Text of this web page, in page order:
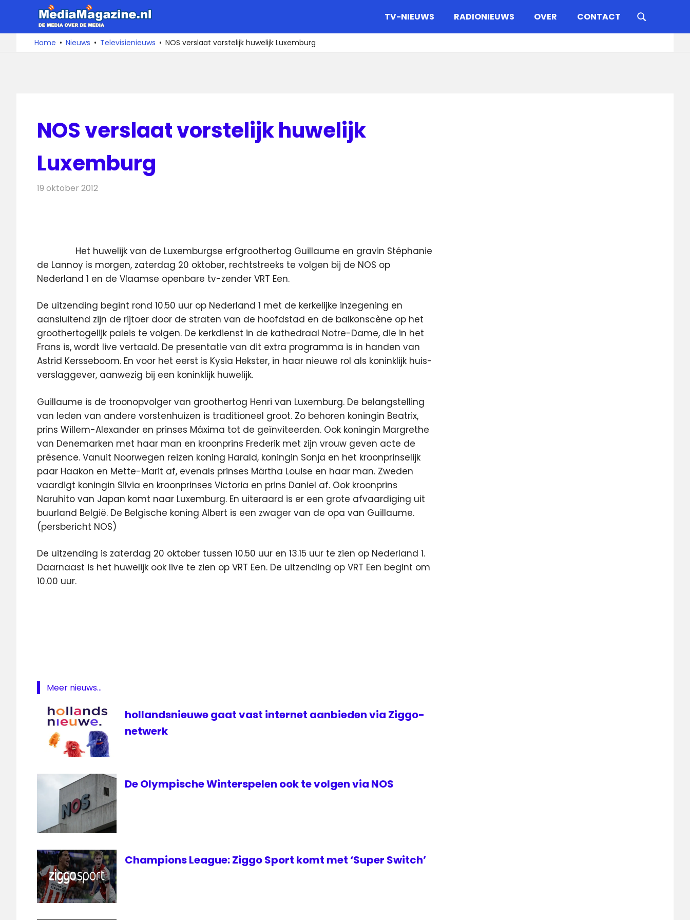
de
De
media
over
TV-NIEUWS RADIONIEUWS OVER CONTACT
Home Nieuws Televisienieuws NOS verslaat vorstelijk huwelijk Luxemburg
NOS verslaat vorstelijk huwelijk
Luxemburg
19 oktober 2012
Het huwelijk van de Luxemburgse erfgroothertog Guillaume en gravin Stéphanie
de Lannoy is morgen, zaterdag 20 oktober, rechtstreeks te volgen bij de NOS op
Nederland 1 en de Vlaamse openbare tv-zender VRT Een.
De uitzending begint rond 10.50 uur op Nederland 1 met de kerkelijke inzegening en
aansluitend zijn de rijtoer door de straten van de hoofdstad en de balkonscène op het
groothertogelijk paleis te volgen. De kerkdienst in de kathedraal Notre-Dame, die in het
Frans is, wordt live vertaald. De presentatie van dit extra programma is in handen van
Astrid Kersseboom. En voor het eerst is Kysia Hekster, in haar nieuwe rol als koninklijk huis-
verslaggever, aanwezig bij een koninklijk huwelijk.
Guillaume is de troonopvolger van groothertog Henri van Luxemburg. De belangstelling
van leden van andere vorstenhuizen is traditioneel groot. Zo behoren koningin Beatrix,
prins Willem-Alexander en prinses Máxima tot de geïnviteerden. Ook koningin Margrethe
van Denemarken met haar man en kroonprins Frederik met zijn vrouw geven acte de
présence. Vanuit Noorwegen reizen koning Harald, koningin Sonja en het kroonprinselijk
paar Haakon en Mette-Marit af, evenals prinses Märtha Louise en haar man. Zweden
vaardigt koningin Silvia en kroonprinses Victoria en prins Daniel af. Ook kroonprins
Naruhito van Japan komt naar Luxemburg. En uiteraard is er een grote afvaardiging uit
buurland België. De Belgische koning Albert is een zwager van de opa van Guillaume.
(persbericht NOS)
De uitzending is zaterdag 20 oktober tussen 10.50 uur en 13.15 uur te zien op Nederland 1.
Daarnaast is het huwelijk ook live te zien op VRT Een. De uitzending op VRT Een begint om
10.00 uur.
rechtstreeks
televisie
uitzending
Meer nieuws...
hollandsnieuwe gaat vast internet aanbieden via Ziggo-
netwerk
De Olympische Winterspelen ook te volgen via NOS
Champions League: Ziggo Sport komt met ‘Super Switch’